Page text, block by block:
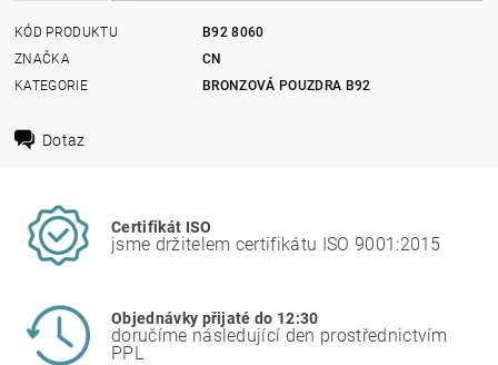
KÓD PRODUKTU
B92 8060
ZNAČKA
CN
KATEGORIE
BRONZOVÁ POUZDRA B92
Dotaz
Certifikát ISO
jsme držitelem certifikátu ISO 9001:2015
Objednávky přijaté do 12:30
doručíme následující den prostřednictvím
PPL